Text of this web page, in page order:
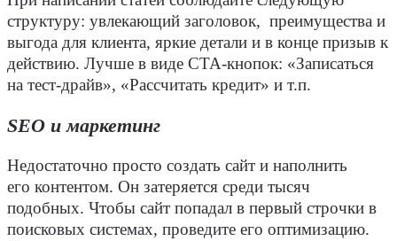
структуру: увлекающий заголовок, преимущества и
выгода для клиента, яркие детали и в конце призыв к
действию. Лучше в виде CTA-кнопок: «Записаться
на тест-драйв», «Рассчитать кредит» и т.п.
SEO и маркетинг
Недостаточно просто создать сайт и наполнить
его контентом. Он затеряется среди тысяч
подобных. Чтобы сайт попадал в первый строчки в
поисковых системах, проведите его оптимизацию.